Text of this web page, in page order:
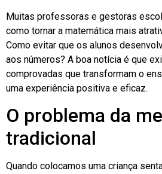
Muitas professoras e gestoras
como tornar a matemática mais
Como evitar que os alunos
aos números? A boa notícia é que
comprovadas que transformam o
uma experiência positiva e eficaz.
O problema da
tradicional
Quando colocamos uma criança